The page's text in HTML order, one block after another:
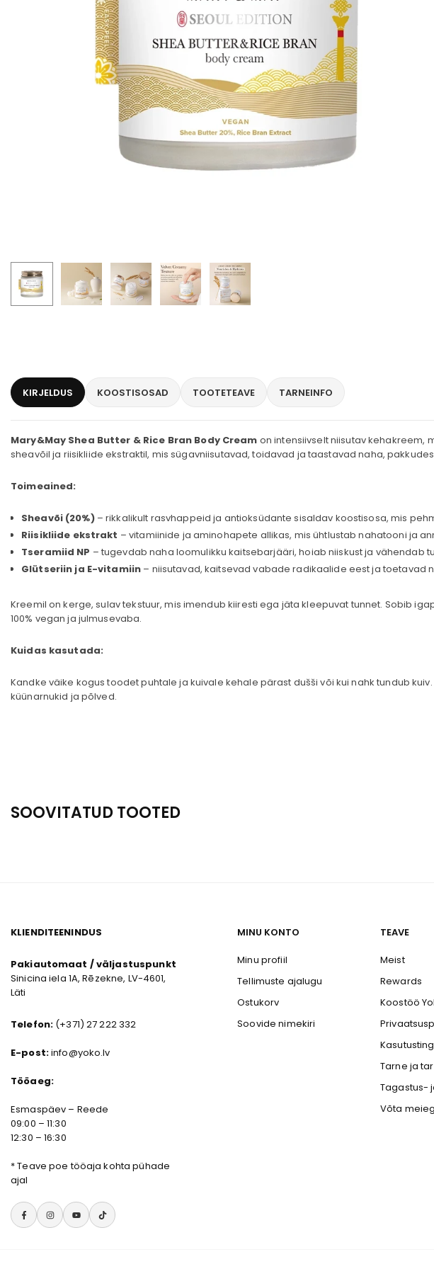
KIRJELDUS KOOSTISOSAD TOOTETEAVE TARNEINFO
Mary&May Shea Butter & Rice Bran Body Cream on intensiivselt niisutav kehakreem,
sheavõil ja riisikliide ekstraktil, mis sügavniisutavad, toidavad ja taastavad naha,
Toimeained:
Sheavõi (20%) – rikkalikult rasvhappeid ja antioksüdante sisaldav koostisosa, mis
Riisikliide ekstrakt – vitamiinide ja aminohapete allikas, mis ühtlustab nahatooni ja
Tseramiid NP – tugevdab naha loomulikku kaitsebarjääri, hoiab niiskust ja vähendab
Glütseriin ja E-vitamiin – niisutavad, kaitsevad vabade radikaalide eest ja toetavad
Kreemil on kerge, sulav tekstuur, mis imendub kiiresti ega jäta kleepuvat tunnet. Sobib
100% vegan ja julmusevaba.
Kuidas kasutada:
Kandke väike kogus toodet puhtale ja kuivale kehale pärast dušši või kui nahk tundub
küünarnukid ja põlved.
SOOVITATUD TOOTED
KLIENDITEENINDUS
Pakiautomaat / väljastuspunkt
Sinicina iela 1A, Rēzekne, LV-4601,
Läti
Telefon: (+371) 27 222 332
E-post:info@yoko.lv
Tööaeg:
Esmaspäev – Reede
09:00 – 11:30
12:30 – 16:30
*Teave poe tööaja kohta pühade
ajal
FacebookInstagramYouTube
TikTok
MINU KONTO
Minu profiil
Tellimuste ajalugu
Ostukorv
Soovide nimekiri
TEAVE
Meist
Rewards
Koostöö
Tarne ja
Tagastus-
Võta